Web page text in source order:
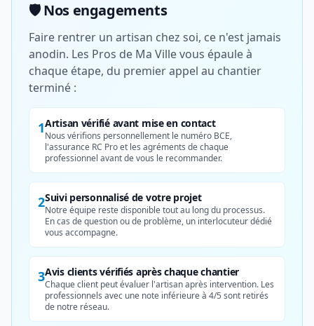
🛡️ Nos engagements
Faire rentrer un artisan chez soi, ce n'est jamais
anodin. Les Pros de Ma Ville vous épaule à
chaque étape, du premier appel au chantier
terminé :
1Artisan vérifié avant mise en contact
Nous vérifions personnellement le numéro BCE,
l'assurance RC Pro et les agréments de chaque
professionnel avant de vous le recommander.
2Suivi personnalisé de votre projet
Notre équipe reste disponible tout au long du processus.
En cas de question ou de problème, un interlocuteur dédié
vous accompagne.
3Avis clients vérifiés après chaque chantier
Chaque client peut évaluer l'artisan après intervention. Les
professionnels avec une note inférieure à 4/5 sont retirés
de notre réseau.